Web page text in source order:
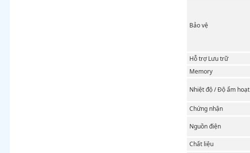
Bảo vệ
Hỗ trợ Lưu trữ
Memory
Nhiệt độ / Độ ẩm
Chứng nhận
Nguồn điện
Chất liệu